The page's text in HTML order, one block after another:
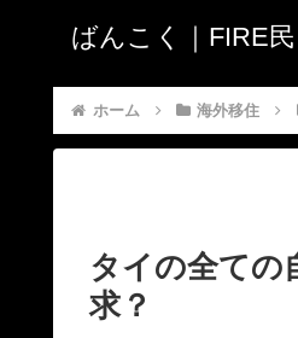
ばんこく｜FIRE
ホーム 海外移住
タイの全ての
求？